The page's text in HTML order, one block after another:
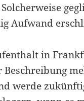
Aufwand
in
werde